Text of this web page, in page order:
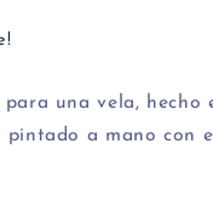
una vela, hecho
pintado a mano con